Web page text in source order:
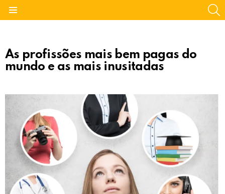
As profissões mais bem pagas do
mundo e as mais inusitadas